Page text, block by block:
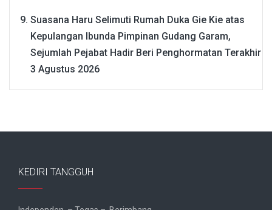
Suasana Haru Selimuti Rumah Duka Gie Kie atas
Kepulangan Ibunda Pimpinan Gudang Garam,
Sejumlah Pejabat Hadir Beri Penghormatan Terakhir
3 Agustus 2026
KEDIRI TANGGUH